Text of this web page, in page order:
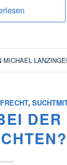
MICHAEL
,
DER